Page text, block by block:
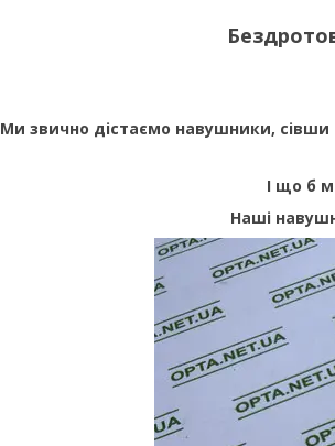
Ми звично дістаємо навушники,
І що б
Наші